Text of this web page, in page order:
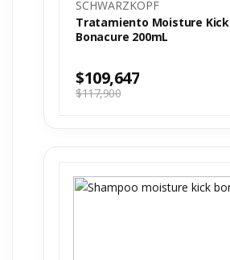
SCHWARZKOPF
Tratamiento Moisture Kick
Bonacure 200mL
$117,900
$109,647